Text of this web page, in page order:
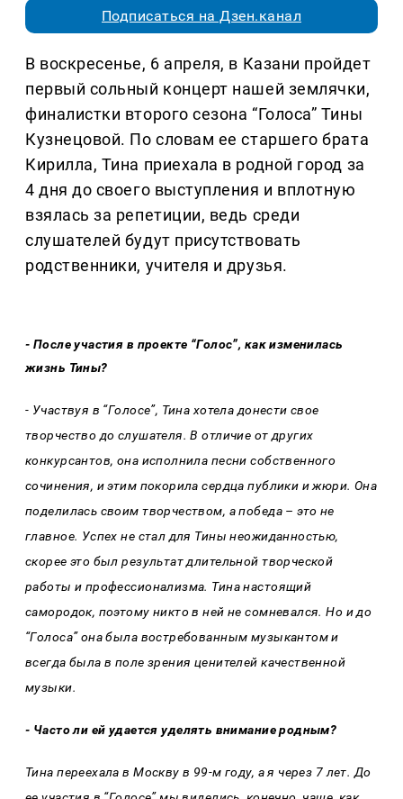
Подписаться на Дзен.канал
В воскресенье, 6 апреля, в Казани пройдет
первый сольный концерт нашей землячки,
финалистки второго сезона “Голоса” Тины
Кузнецовой. По словам ее старшего брата
Кирилла, Тина приехала в родной город за
4 дня до своего выступления и вплотную
взялась за репетиции, ведь среди
слушателей будут присутствовать
родственники, учителя и друзья.
- После участия в проекте “Голос”, как изменилась
жизнь Тины?
- Участвуя в “Голосе”, Тина хотела донести свое
творчество до слушателя. В отличие от других
конкурсантов, она исполнила песни собственного
сочинения, и этим покорила сердца публики и жюри. Она
поделилась своим творчеством, а победа – это не
главное. Успех не стал для Тины неожиданностью,
скорее это был результат длительной творческой
работы и профессионализма. Тина настоящий
самородок, поэтому никто в ней не сомневался. Но и до
“Голоса” она была востребованным музыкантом и
всегда была в поле зрения ценителей качественной
музыки.
- Часто ли ей удается уделять внимание родным?
Тина переехала в Москву в 99-м году, а я через 7 лет. До